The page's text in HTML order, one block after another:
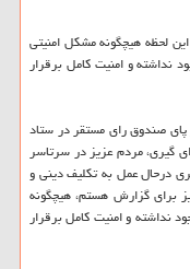
لحظه هیچگونه مشکل امنیتی
و امنیت کامل برقرار
صندوق رای مستقر در ستاد
گیری، مردم عزیز در سرتاسر
درحال عمل به تکلیف دینی و
برای گزارش هستم، هیچگونه
و امنیت کامل برقرار